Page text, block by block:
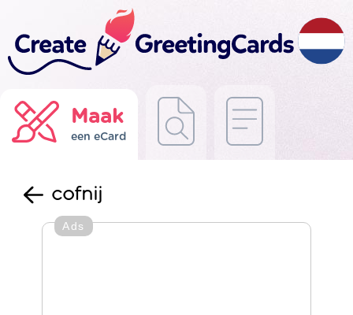
Maak
een eCard
cofnij
Ads